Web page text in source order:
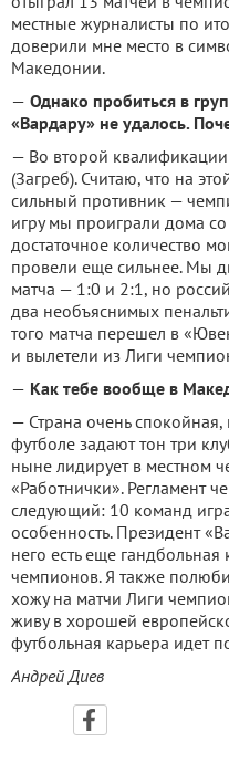
местные журналисты по
доверили мне место в
Македонии.
— Однако пробиться в
«Вардару» не удалось.
— Во второй
(Загреб). Считаю, что на
сильный противник —
игру мы проиграли дома
достаточное количество
провели еще сильнее. Мы
матча — 1:0 и 2:1, но
два необъяснимых
того матча перешел в
и вылетели из Лиги
— Как тебе вообще в
— Страна очень
футболе задают тон три
ныне лидирует в местном
«Работнички». Регламент
следующий: 10 команд
особенность. Президент
него есть еще
чемпионов. Я также
хожу на матчи Лиги
живу в хорошей
футбольная карьера идет
Андрей Диев